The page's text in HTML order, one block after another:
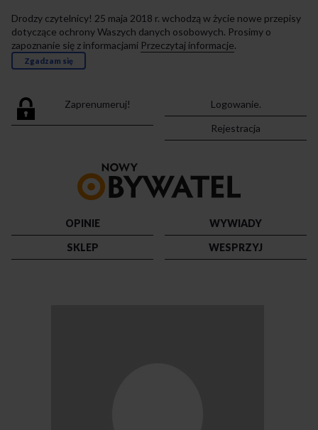
Drodzy czytelnicy! 25 maja 2018 r. wchodzą w życie nowe przepisy
dotyczące ochrony Waszych danych osobowych. Prosimy o
zapoznanie się z informacjami Przeczytaj informacje.
Zgadzam się
Zaprenumeruj!
Logowanie.
Rejestracja
strony
OPINIE
WYWIADY
SKLEP
WESPRZYJ